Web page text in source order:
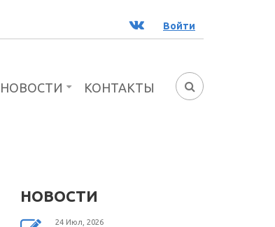
ВК Войти
ФОРМА
НОВОСТИ КОНТАКТЫ
НОВОСТИ
24 Июл, 2026